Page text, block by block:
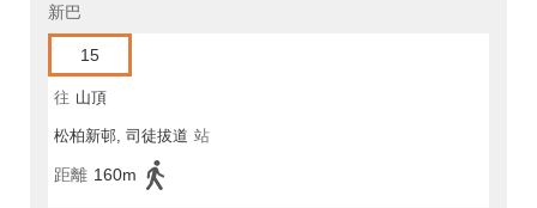
新巴
15
往 山頂
松柏新邨, 司徒拔道 站
距離 160m